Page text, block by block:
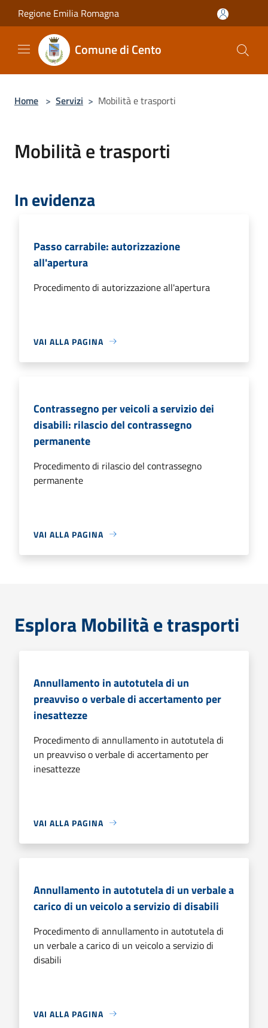
Salta al contenuto principale
Regione Emilia Romagna
Comune di Cento
Home > Servizi > Mobilità e trasporti
Mobilità e trasporti
In evidenza
Passo carrabile: autorizzazione
all'apertura
Procedimento di autorizzazione all'apertura
VAI ALLA PAGINA
Contrassegno per veicoli a servizio dei
disabili: rilascio del contrassegno
permanente
Procedimento di rilascio del contrassegno
permanente
VAI ALLA PAGINA
Esplora Mobilità e trasporti
Annullamento in autotutela di un
preavviso o verbale di accertamento per
inesattezze
Procedimento di annullamento in autotutela di
un preavviso o verbale di accertamento per
inesattezze
VAI ALLA PAGINA
Annullamento in autotutela di un verbale a
carico di un veicolo a servizio di disabili
Procedimento di annullamento in autotutela di
un verbale a carico di un veicolo a servizio di
disabili
VAI ALLA PAGINA